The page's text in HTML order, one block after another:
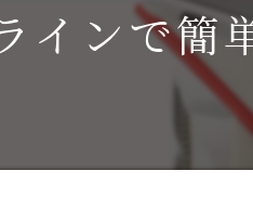
インで簡